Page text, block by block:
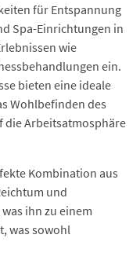
für Entspannung
Spa-Einrichtungen in
wie
ein.
bieten eine ideale
Wohlbefinden des
die Arbeitsatmosphäre
Kombination aus
und
ihn zu einem
was sowohl